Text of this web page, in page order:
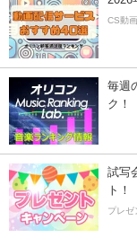
CS動
毎週
ク！
試写
ト！
プレゼ